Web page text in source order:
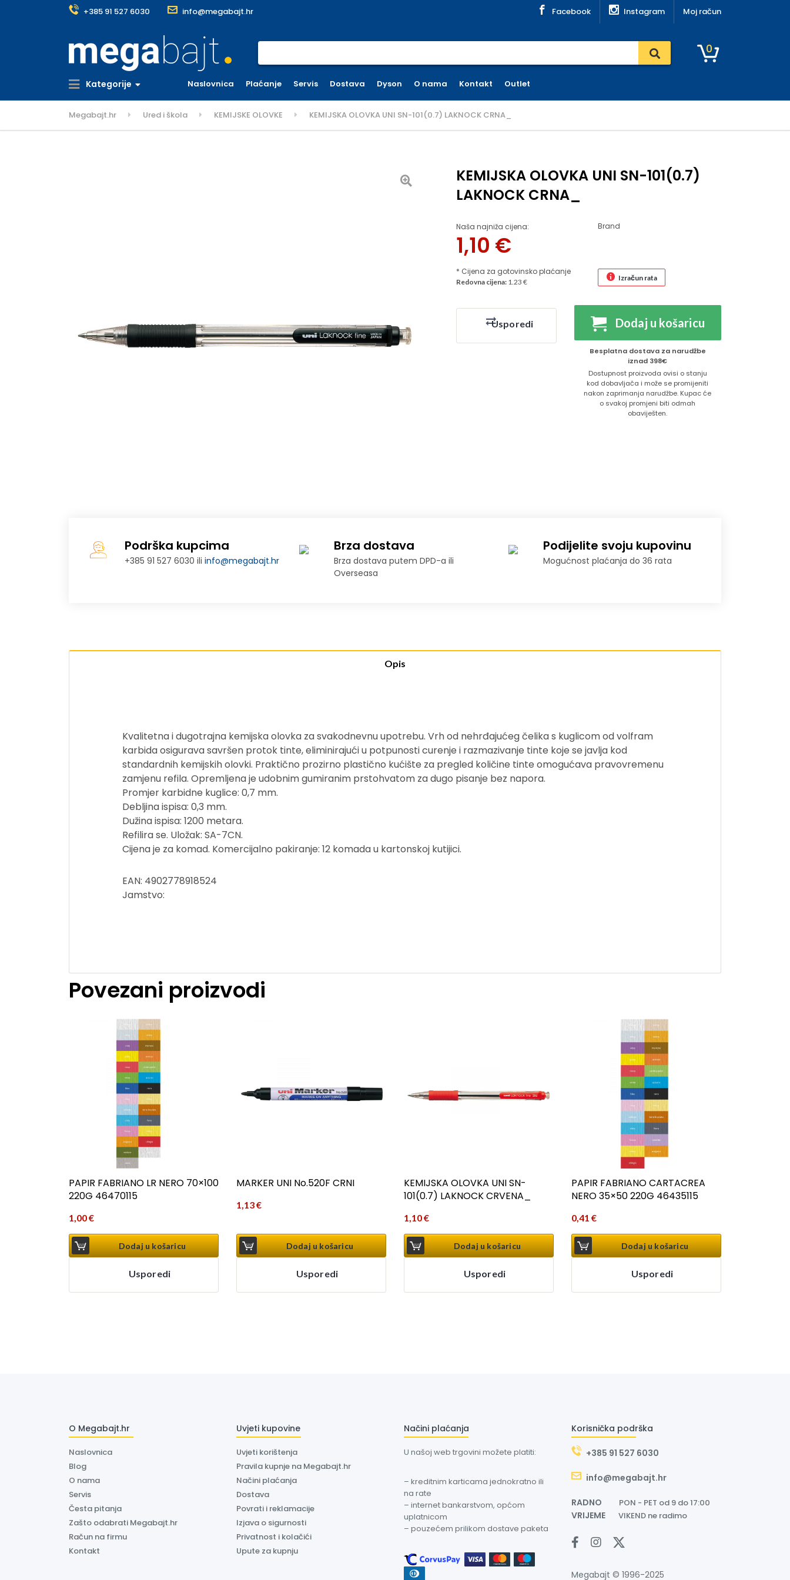
+385 91 527 6030 info@megabajt.hr Facebook Instagram Moj račun
0
Kategorije Naslovnica Plaćanje Servis Dostava Dyson O nama Kontakt Outlet
Megabajt.hr Ured i škola KEMIJSKE OLOVKE KEMIJSKA OLOVKA UNI SN-101(0.7) LAKNOCK CRNA_
KEMIJSKA OLOVKA UNI SN-101(0.7)
LAKNOCK CRNA_
Naša najniža cijena:
1,10 €
* Cijena za gotovinsko plaćanje
Brand
Redovna cijena: 1.23 € Izračun rata
Usporedi Dodaj u košaricu
Besplatna dostava za narudžbe
iznad 398€
Dostupnost proizvoda ovisi o stanju
kod dobavljača i može se promijeniti
nakon zaprimanja narudžbe. Kupac će
o svakoj promjeni biti odmah
obaviješten.
Podrška kupcima
+385 91 527 6030 iliinfo@megabajt.hr
Brza dostava
Brza dostava putem DPD-a ili
Overseasa
Podijelite svoju kupovinu
Mogućnost plaćanja do 36 rata
Opis
Kvalitetna i dugotrajna kemijska olovka za svakodnevnu upotrebu. Vrh od nehrđajućeg čelika s kuglicom od volfram
karbida osigurava savršen protok tinte, eliminirajući u potpunosti curenje i razmazivanje tinte koje se javlja kod
standardnih kemijskih olovki. Praktično prozirno plastično kućište za pregled količine tinte omogućava pravovremenu
zamjenu refila. Opremljena je udobnim gumiranim prstohvatom za dugo pisanje bez napora.
Promjer karbidne kuglice: 0,7 mm.
Debljina ispisa: 0,3 mm.
Dužina ispisa: 1200 metara.
Refilira se. Uložak: SA-7CN.
Cijena je za komad. Komercijalno pakiranje: 12 komada u kartonskoj kutijici.
EAN: 4902778918524
Jamstvo:
Povezani proizvodi
PAPIR FABRIANO LR NERO 70×100
220G 46470115
1,00€
Dodaj u košaricu
Usporedi
MARKER UNI No.520F CRNI
1,13€
Dodaj u košaricu
Usporedi
KEMIJSKA OLOVKA UNI SN-
101(0.7) LAKNOCK CRVENA_
1,10€
Dodaj u košaricu
Usporedi
PAPIR FABRIANO CARTACREA
NERO 35×50 220G 46435115
0,41 €
Dodaj u košaricu
Usporedi
O Megabajt.hr
Naslovnica
Blog
O nama
Servis
Česta pitanja
Zašto odabrati Megabajt.hr
Račun na firmu
Kontakt
Uvjeti kupovine
Uvjeti korištenja
Pravila kupnje na Megabajt.hr
Načini plaćanja
Dostava
Povrati i reklamacije
Izjava o sigurnosti
Privatnost i kolačići
Upute za kupnju
Načini plaćanja
U našoj web trgovini možete platiti:
– kreditnim karticama jednokratno ili
na rate
– internet bankarstvom, općom
uplatnicom
– pouzećem prilikom dostave paketa
Korisnička podrška
+385 91 527 6030
info@megabajt.hr
RADNO PON - PET od 9 do 17:00
VRIJEME VIKEND ne radimo
Megabajt © 1996-2025